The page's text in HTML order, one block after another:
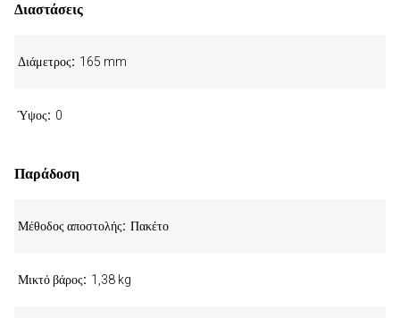
Διαστάσεις
Διάμετρος 165 mm
Ύψος 0
Παράδοση
Μέθοδος αποστολής Πακέτο
Μικτό βάρος 1,38 kg